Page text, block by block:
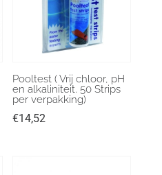
Pooltest ( Vrij chloor, pH
en alkaliniteit. 50 Strips
per verpakking)
€14,52